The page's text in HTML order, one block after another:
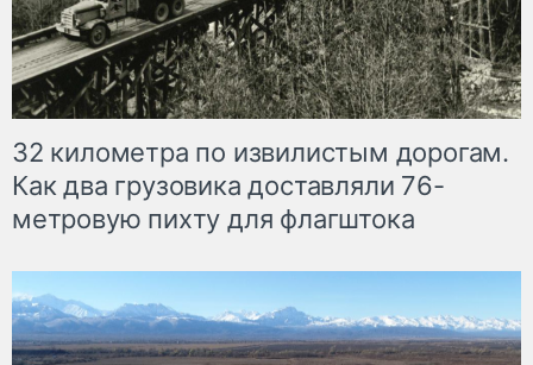
32 километра по извилистым дорогам.
Как два грузовика доставляли 76-
метровую пихту для флагштока